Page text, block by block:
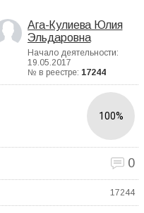
Ага-Кулиева Юлия
Эльдаровна
Начало деятельности:
19.05.2017
№ в реестре: 17244
100%
0
17244